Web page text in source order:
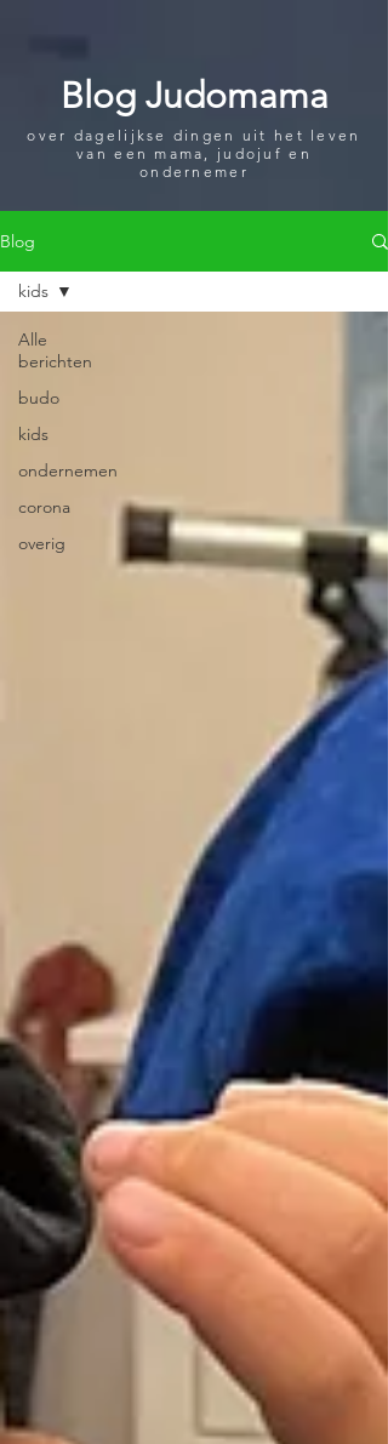
Blog Judomama
over dagelijkse dingen uit het leven
van een mama, judojuf en
ondernemer
Blog
Alle
berichten
budo
kids
ondernemen
corona
overig
kids